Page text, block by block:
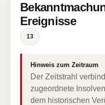
Ereignisse
13
Hinweis zum Zeitraum
Der Zeitstrahl
zugeordnete
dem historischen